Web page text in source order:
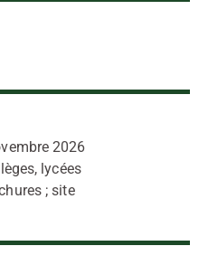
2026
lycées
; site